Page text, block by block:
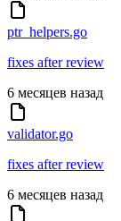
ptr_helpers.go
fixes after review
6 месяцев назад
validator.go
fixes after review
6 месяцев назад